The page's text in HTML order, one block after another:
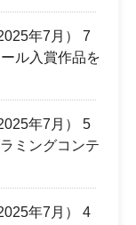
年7月） 7
ル入賞作品を
年7月） 5
ミングコンテ
年7月） 4